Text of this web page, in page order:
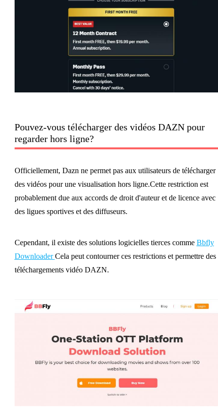
Pouvez-vous télécharger des vidéos DAZN pour
regarder hors ligne?
Officiellement, Dazn ne permet pas aux utilisateurs de télécharger
des vidéos pour une visualisation hors ligne.Cette restriction est
probablement due aux accords de droit d'auteur et de licence avec
des ligues sportives et des diffuseurs.
Cependant, il existe des solutions logicielles tierces comme Bbfly
DownloaderCela peut contourner ces restrictions et permettre des
téléchargements vidéo DAZN.